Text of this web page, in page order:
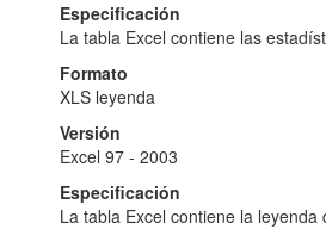
Especificación
La tabla Excel contiene las
Formato
XLS leyenda
Versión
Excel 97 - 2003
Especificación
La tabla Excel contiene la leyenda